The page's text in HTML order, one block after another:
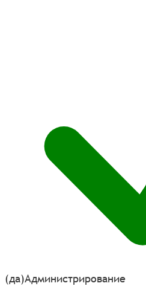
(да)Администрирование